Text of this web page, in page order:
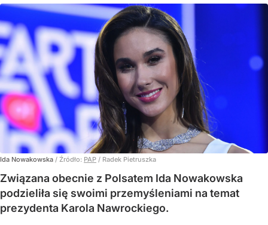
Ida Nowakowska / Źródło: PAP / Radek Pietruszka
Związana obecnie z Polsatem Ida Nowakowska
podzieliła się swoimi przemyśleniami na temat
prezydenta Karola Nawrockiego.